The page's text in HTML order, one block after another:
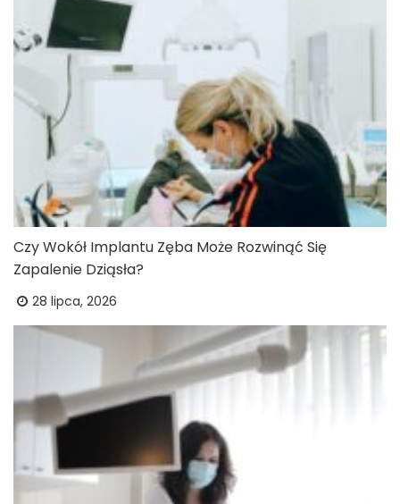
Czy Wokół Implantu Zęba Może Rozwinąć Się
Zapalenie Dziąsła?
28 lipca, 2026